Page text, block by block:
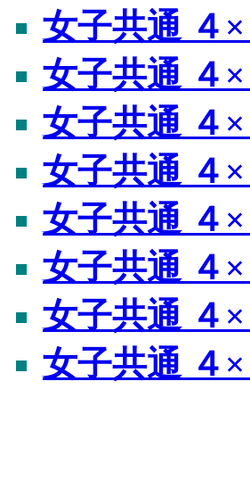
女子共通 ４
女子共通 ４
女子共通 ４
女子共通 ４
女子共通 ４
女子共通 ４
女子共通 ４
女子共通 ４